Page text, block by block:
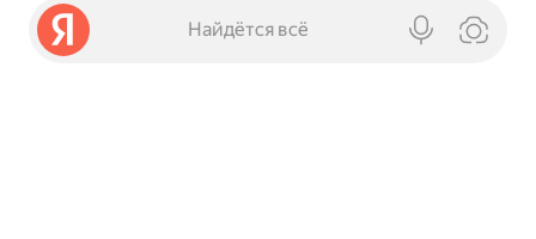
Найдётся всё